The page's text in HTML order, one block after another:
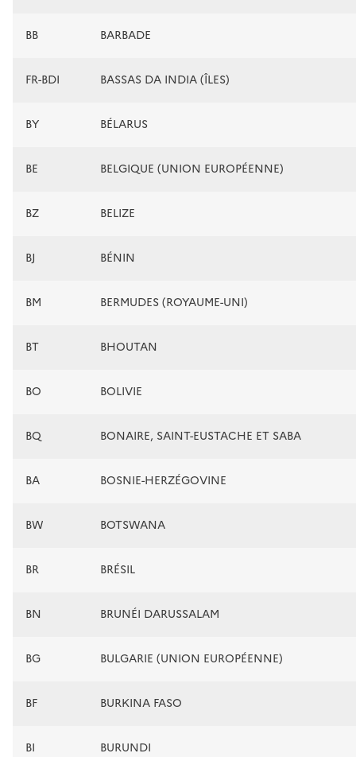
BB BARBADE
FR-BDI BASSAS DA INDIA (ÎLES)
BY BÉLARUS
BE BELGIQUE (UNION EUROPÉENNE)
BZ BELIZE
BJ BÉNIN
BM BERMUDES (ROYAUME-UNI)
BT BHOUTAN
BO BOLIVIE
BQ BONAIRE, SAINT-EUSTACHE ET SABA
BA BOSNIE-HERZÉGOVINE
BW BOTSWANA
BR BRÉSIL
BN BRUNÉI DARUSSALAM
BG BULGARIE (UNION EUROPÉENNE)
BF BURKINA FASO
BI BURUNDI